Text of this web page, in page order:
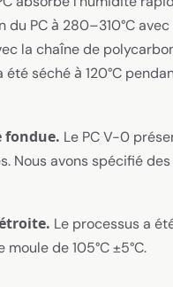
du PC à 280–310°C
la chaîne de
séché à 120°C
fondue. Le PC V-0
Nous avons spécifié
Le processus a
de 105°C ±5°C.